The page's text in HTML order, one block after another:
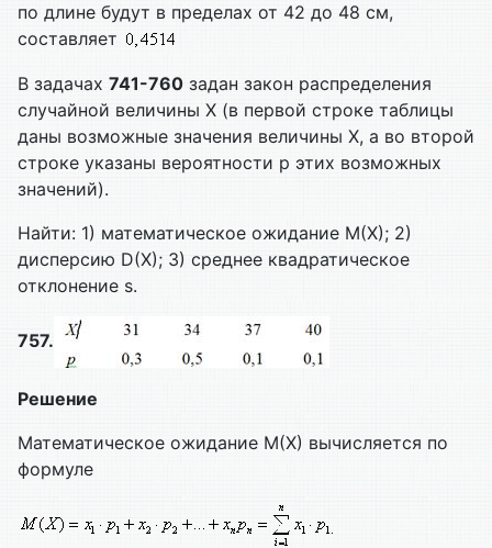
по длине будут в пределах от 42 до 48 см,
составляет
В задачах 741-760 задан закон распределения
случайной величины Х (в первой строке таблицы
даны возможные значения величины Х, а во второй
строке указаны вероятности р этих возможных
значений).
Найти: 1) математическое ожидание М(Х); 2)
дисперсию D(X); 3) среднее квадратическое
отклонение s.
757.
Решение
Математическое ожидание М(Х) вычисляется по
формуле